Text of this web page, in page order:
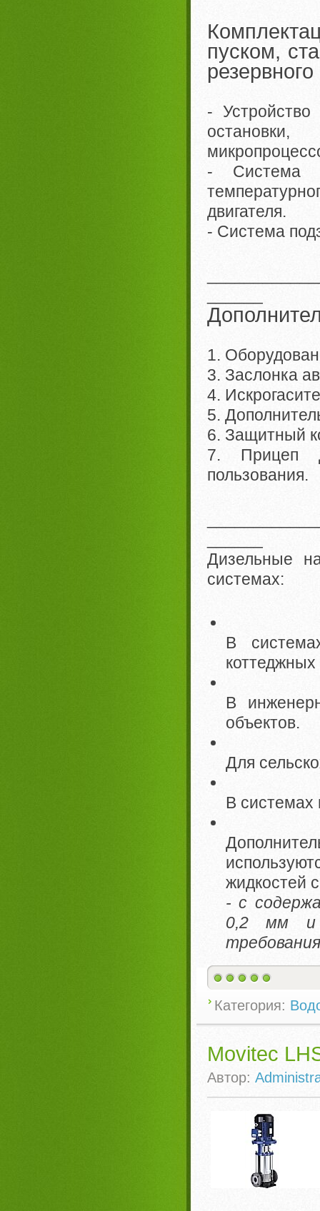
пуском,
- Устройство
- Система
двигателя.
- Система
1.
3. Заслонка
4.
5.
6. Защитный
7. Прицеп
пользования.
Дизельные
системах:
В
коттеджных
В
объектов.
Для
В системах
жидкостей
- с
0,2 мм и
Категория:
Movitec
Автор: